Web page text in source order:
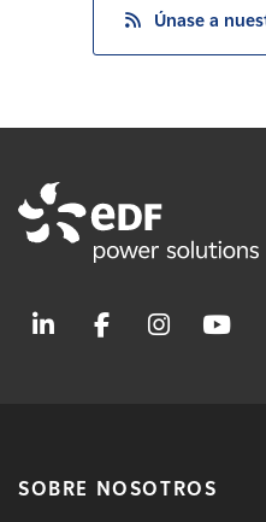
Únase a
SOBRE NOSOTROS